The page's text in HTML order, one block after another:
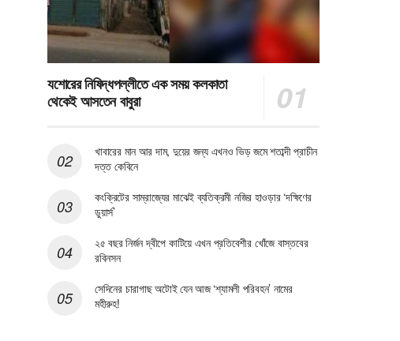
যশোরের নিষিদ্ধপল্লীতে এক সময় কলকাতা
থেকেই আসতেন বাবুরা
খাবারের মান আর দাম, দুয়ের জন্য এখনও ভিড় জমে শতাব্দী প্রাচীন
দত্ত কেবিনে
কংক্রিটের সাম্রাজ্যের মাঝেই ব্যতিক্রমী নজির হাওড়ার ‘দক্ষিণের
ডুয়ার্স’
২৫ বছর নির্জন দ্বীপে কাটিয়ে এখন প্রতিবেশীর খোঁজে বাস্তবের
রবিনসন
সেদিনের চারাগাছ অটোই যেন আজ ‘শ্যামলী পরিবহন’ নামের
মহীরুহ!